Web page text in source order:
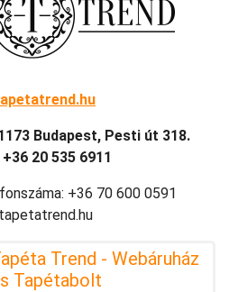
Budapest, Pesti út 318.
20 535 6911
+36 70 600 0591
Trend - Webáruház
Tapétabolt